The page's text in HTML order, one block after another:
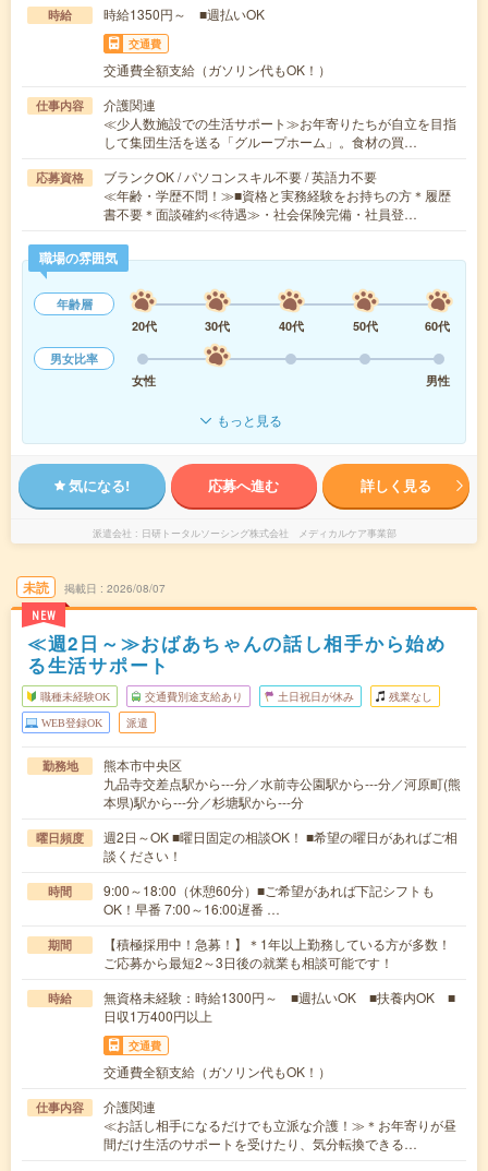
時給 時給1350円～ ■週払いOK
交通費
交通費全額支給（ガソリン代もOK！）
仕事内容
介護関連
≪少人数施設での生活サポート≫お年寄りたちが自立を目指
して集団生活を送る「グループホーム」。食材の買…
応募資格
ブランクOK / パソコンスキル不要 / 英語力不要
≪年齢・学歴不問！≫■資格と実務経験をお持ちの方＊履歴
書不要＊面談確約≪待遇≫・社会保険完備・社員登…
職場の雰囲気
年齢層
20代
30代 40代 50代
60代
男女比率
女性
男性
もっと見る
気になる! 応募へ進む 詳しく見る
派遣会社 日研トータルソーシング株式会社 メディカルケア事業部
未読
NEW
掲載日 2026/08/07
≪週2日～≫おばあちゃんの話し相手から始め
る生活サポート
職種未経験OK 交通費別途支給あり 土日祝日が休み 残業なし
WEB登録OK 派遣
勤務地
熊本市中央区
九品寺交差点駅から---分／水前寺公園駅から---分／河原町(熊
本県)駅から---分／杉塘駅から---分
曜日頻度
週2日～OK ■曜日固定の相談OK！ ■希望の曜日があればご相
談ください！
時間
9:00～18:00（休憩60分）■ご希望があれば下記シフトも
OK！早番 7:00～16:00遅番 …
期間
【積極採用中！急募！】＊1年以上勤務している方が多数！
ご応募から最短2～3日後の就業も相談可能です！
時給
無資格未経験：時給1300円～ ■週払いOK ■扶養内OK ■
日収1万400円以上
交通費
交通費全額支給（ガソリン代もOK！）
仕事内容
介護関連
≪お話し相手になるだけでも立派な介護！≫＊お年寄りが昼
間だけ生活のサポートを受けたり、気分転換できる…